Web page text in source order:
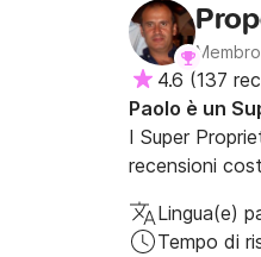
4.6 (137
Paolo è un
I Super
recensioni
Lingua(e)
Tempo di